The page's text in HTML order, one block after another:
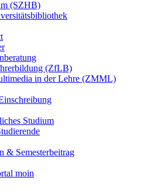
(SZHB)
(ZfLB)
in der Lehre (ZMML)
Studium
& Semesterbeitrag
moin